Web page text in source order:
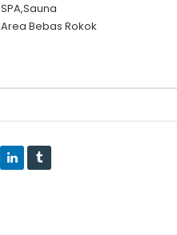
SPA,Sauna
Area Bebas Rokok